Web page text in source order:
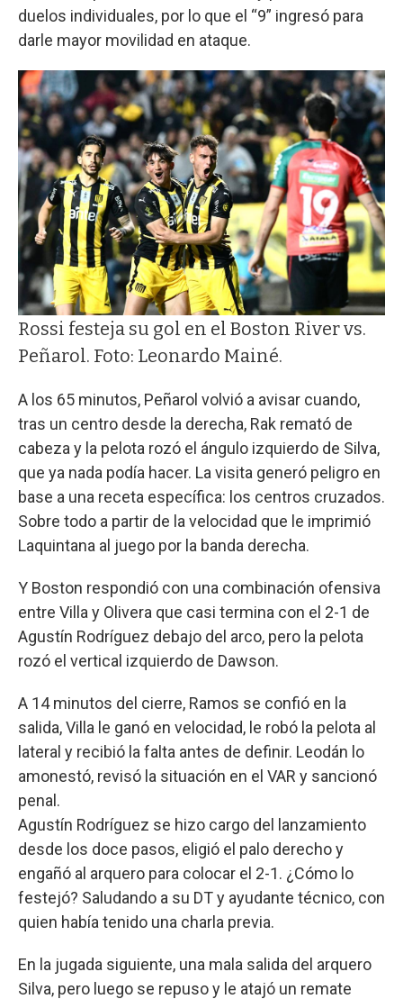
duelos individuales, por lo que el “9” ingresó para
darle mayor movilidad en ataque.
Rossi festeja su gol en el Boston River vs.
Peñarol. Foto: Leonardo Mainé.
A los 65 minutos, Peñarol volvió a avisar cuando,
tras un centro desde la derecha, Rak remató de
cabeza y la pelota rozó el ángulo izquierdo de Silva,
que ya nada podía hacer. La visita generó peligro en
base a una receta específica: los centros cruzados.
Sobre todo a partir de la velocidad que le imprimió
Laquintana al juego por la banda derecha.
Y Boston respondió con una combinación ofensiva
entre Villa y Olivera que casi termina con el 2-1 de
Agustín Rodríguez debajo del arco, pero la pelota
rozó el vertical izquierdo de Dawson.
A 14 minutos del cierre, Ramos se confió en la
salida, Villa le ganó en velocidad, le robó la pelota al
lateral y recibió la falta antes de definir. Leodán lo
amonestó, revisó la situación en el VAR y sancionó
penal.
Agustín Rodríguez se hizo cargo del lanzamiento
desde los doce pasos, eligió el palo derecho y
engañó al arquero para colocar el 2-1. ¿Cómo lo
festejó? Saludando a su DT y ayudante técnico, con
quien había tenido una charla previa.
En la jugada siguiente, una mala salida del arquero
Silva, pero luego se repuso y le atajó un remate